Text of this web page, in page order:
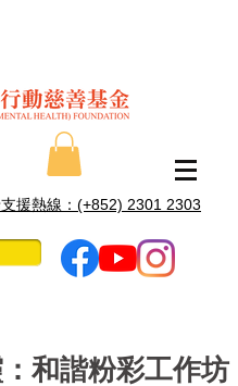
援熱線：​​(+852) 2301 2303
和諧粉彩工作坊